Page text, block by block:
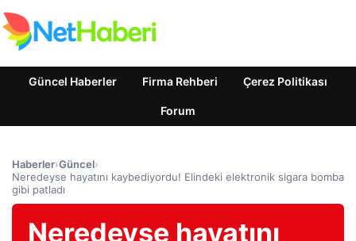
Güncel Haberler Firma Rehberi Çerez Politikası
Forum
Haberler›Güncel›
Neredeyse hayatını kaybediyordu! Elindeki elektronik sigara bomba
gibi patladı
Neredeyse hayatını